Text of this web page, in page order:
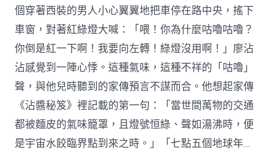
個穿著西裝的男人小心翼翼地把車停在路中央，搖下
車窗，對著紅綠燈大喊：「喂！你為什麼咕嚕咕嚕？
你倒是紅一下啊！我要向左轉！綠燈沒用啊！」廖沾
沾感覺到一陣心悸。這種氣味，這種不祥的「咕嚕」
聲，與他兒時聽到的家傳預言不謀而合。他想起家傳
《沾醬秘笈》裡記載的第一句：「當世間萬物的交通
都被麵皮的氣味籠罩，且燈號恒綠、聲如湯沸時，便
是宇宙水餃臨界點到來之時。」「七點五個地球年…